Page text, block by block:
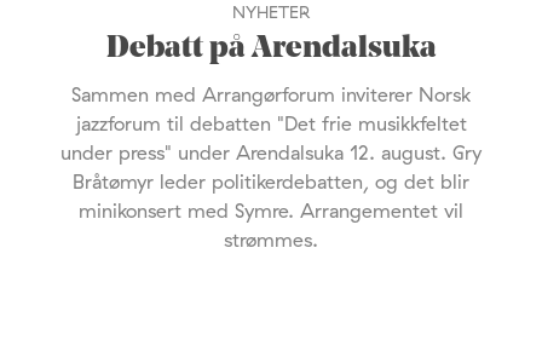
NYHETER
Debatt på Arendalsuka
Sammen med Arrangørforum inviterer Norsk
jazzforum til debatten "Det frie musikkfeltet
under press" under Arendalsuka 12. august. Gry
Bråtømyr leder politikerdebatten, og det blir
minikonsert med Symre. Arrangementet vil
strømmes.